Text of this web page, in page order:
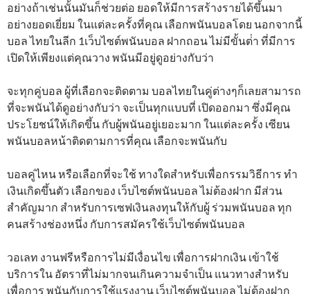
อย่างถ้าเช่นนั้นมันก็ช่วยต่อ ยอดให้มีการสร้างรายได้ขึ้นมา
อย่างยอดเยี่ยม ในแต่ละครั้งที่คุณ เลือกพนันบอลโดย นอกจากนี้
บอล ไทยในลีก 1เว็บไซต์พนันบอล ฝากถอน ไม่มีขั้นต่ํา ที่มีการ
เปิดให้เพียงแต่คุณวาง พนันมีอยู่ดูอย่างกับว่า
จะทุกคู่บอล ผู้ที่เลือกจะติดตาม บอลไทยในคู่ต่างๆก็เลยสามารถ
ที่จะพนันได้ดูอย่างกับว่า จะเป็นทุกแบบที่ เปิดออกมา ซึ่งมีคุณ
ประโยชน์ให้เกิดขึ้น กับผู้พนันอยู่เยอะมาก ในแต่ละครั้ง เซียน
พนันบอลหน้าติดตามการที่คุณ เลือกจะพนันกับ
บอลคู่ไหน หรือเลือกที่จะใช้ ทางใดสำหรับเพื่อกรรมวิธีการ ทำ
เงินเกิดขึ้นตัว เลือกของ เว็บไซต์พนันบอล ไม่ต้องฝาก มีส่วน
สำคัญมาก สำหรับการเซฟเงินลงทุนให้กับผู้ ร่วมพนันบอล ทุก
คนสร้างช่องหนึ่ง กับการสมัครใช้เว็บไซต์พนันบอล
วอเลท งานฟรีหรือการไม่มีเงื่อนไข เพื่อการฝากเงิน เข้าใช้
บริการใน อัตราที่ไม่มากจนเกินความจำเป็น แนวทางสำหรับ
เพื่อการ พนันกับการใช้แรงงาน เว็บไซต์พนันบอล ไม่ต้องฝาก